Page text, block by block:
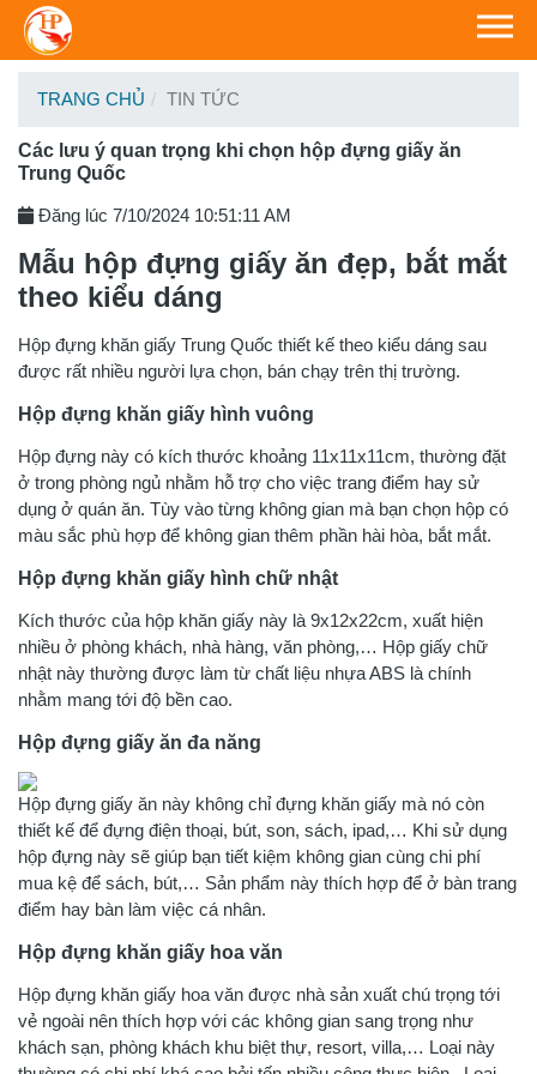
TRANG CHỦ TIN TỨC
Các lưu ý quan trọng khi chọn hộp đựng giấy ăn
Trung Quốc
Đăng lúc 7/10/2024 10:51:11 AM
Mẫu hộp đựng giấy ăn đẹp, bắt mắt
theo kiểu dáng
Hộp đựng khăn giấy Trung Quốc thiết kế theo kiểu dáng sau
được rất nhiều người lựa chọn, bán chạy trên thị trường.
Hộp đựng khăn giấy hình vuông
Hộp đựng này có kích thước khoảng 11x11x11cm, thường đặt
ở trong phòng ngủ nhằm hỗ trợ cho việc trang điểm hay sử
dụng ở quán ăn. Tùy vào từng không gian mà bạn chọn hộp có
màu sắc phù hợp để không gian thêm phần hài hòa, bắt mắt.
Hộp đựng khăn giấy hình chữ nhật
Kích thước của hộp khăn giấy này là 9x12x22cm, xuất hiện
nhiều ở phòng khách, nhà hàng, văn phòng,… Hộp giấy chữ
nhật này thường được làm từ chất liệu nhựa ABS là chính
nhằm mang tới độ bền cao.
Hộp đựng giấy ăn đa năng
Hộp đựng giấy ăn này không chỉ đựng khăn giấy mà nó còn
thiết kế để đựng điện thoại, bút, son, sách, ipad,… Khi sử dụng
hộp đựng này sẽ giúp bạn tiết kiệm không gian cùng chi phí
mua kệ để sách, bút,… Sản phẩm này thích hợp để ở bàn trang
điểm hay bàn làm việc cá nhân.
Hộp đựng khăn giấy hoa văn
Hộp đựng khăn giấy hoa văn được nhà sản xuất chú trọng tới
vẻ ngoài nên thích hợp với các không gian sang trọng như
khách sạn, phòng khách khu biệt thự, resort, villa,… Loại này